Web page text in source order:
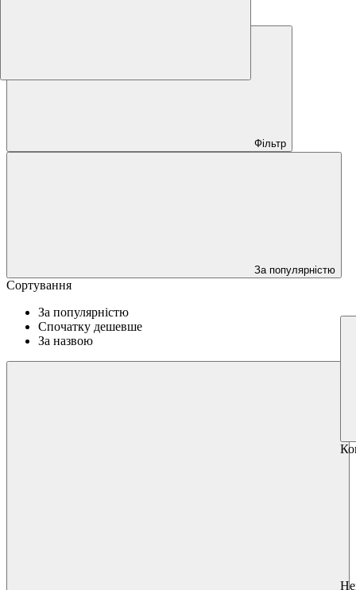
Фільтр
За популярністю
Сортування
За популярністю
Спочатку дешевше
За назвою